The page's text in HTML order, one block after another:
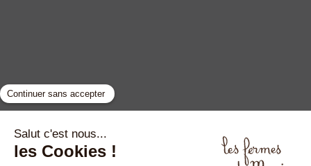
GYP SEA HOTEL
SAINT BARTH - FRENCH WEST INDIES
LA BASTIDE DE MARIE
MÉNERBES - PROVENCE